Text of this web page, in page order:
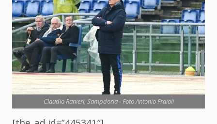
Claudio Ranieri, Sampdoria - Foto Antonio Fraioli